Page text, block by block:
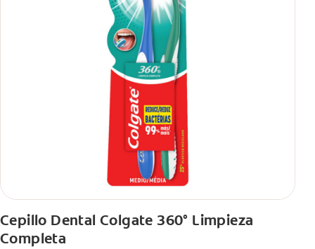
Cepillo Dental Colgate 360° Limpieza
Completa